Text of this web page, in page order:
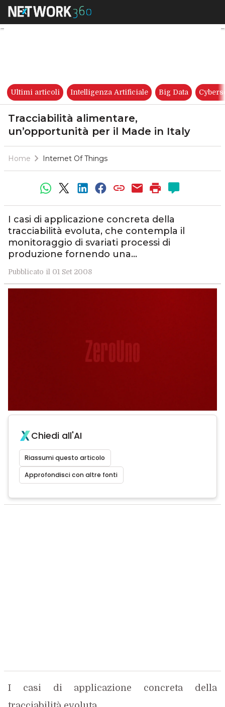
Tracciabilità alimentare,
Ultimi articoli Intelligenza Artificiale Big Data
Tracciabilità alimentare,
un’opportunità per il Made in Italy
Home Internet Of Things
I casi di applicazione concreta della
tracciabilità evoluta, che contempla il
monitoraggio di svariati processi di
produzione fornendo una…
Pubblicato il 01 Set 2008
Chiedi all'AI
Riassumi questo articolo
Approfondisci con altre fonti
I casi di applicazione concreta della